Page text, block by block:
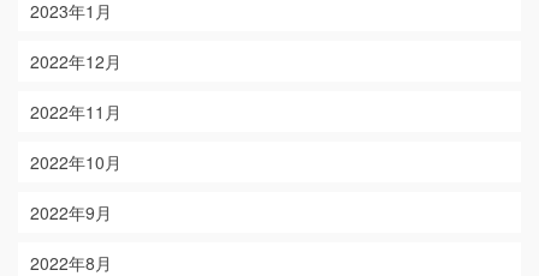
2023年1月
2022年12月
2022年11月
2022年10月
2022年9月
2022年8月